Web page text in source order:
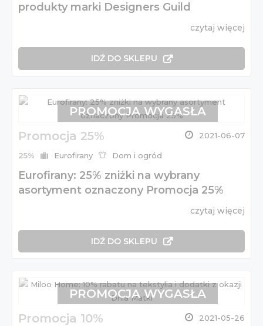
produkty marki Designers Guild
czytaj więcej
IDŹ DO SKLEPU
Promocja 25% 2021-06-07
25% Eurofirany Dom i ogród
Eurofirany: 25% zniżki na wybrany
asortyment oznaczony Promocja 25%
czytaj więcej
IDŹ DO SKLEPU
PROMOCJA WYGASŁA
Promocja 10% 2021-05-26
PROMOCJA WYGASŁA